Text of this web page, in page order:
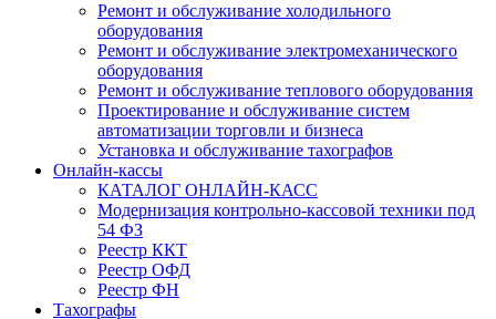
Ремонт и обслуживание холодильного
оборудования
Ремонт и обслуживание электромеханического
оборудования
Ремонт и обслуживание теплового оборудования
Проектирование и обслуживание систем
автоматизации торговли и бизнеса
Установка и обслуживание тахографов
Онлайн-кассы
КАТАЛОГ ОНЛАЙН-КАСС
Модернизация контрольно-кассовой техники под
54 ФЗ
Реестр ККТ
Реестр ОФД
Реестр ФН
Тахографы